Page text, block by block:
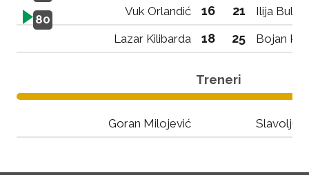
80
Vuk Orlandić 16 21
Ilija
Lazar Kilibarda
18 25 Bojan
Treneri
Goran Milojević Slavoljub